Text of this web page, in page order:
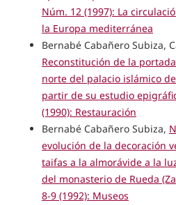
Núm. 12 (1997): La
la Europa mediterránea
Bernabé Cabañero Subiza,
Reconstitución de la
norte del palacio islámico
partir de su estudio
(1990): Restauración
Bernabé Cabañero Subiza,
evolución de la decoración
taifas a la almorávide a la
del monasterio de Rueda
8-9 (1992): Museos